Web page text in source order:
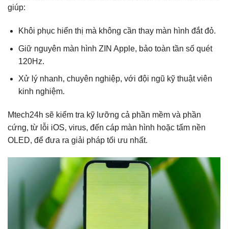
giúp:
Khôi phục hiển thị mà không cần thay màn hình đắt đỏ.
Giữ nguyên màn hình ZIN Apple, bảo toàn tần số quét
120Hz.
Xử lý nhanh, chuyên nghiệp, với đội ngũ kỹ thuật viên
kinh nghiệm.
Mtech24h sẽ kiểm tra kỹ lưỡng cả phần mềm và phần
cứng, từ lỗi iOS, virus, đến cáp màn hình hoặc tấm nền
OLED, để đưa ra giải pháp tối ưu nhất.